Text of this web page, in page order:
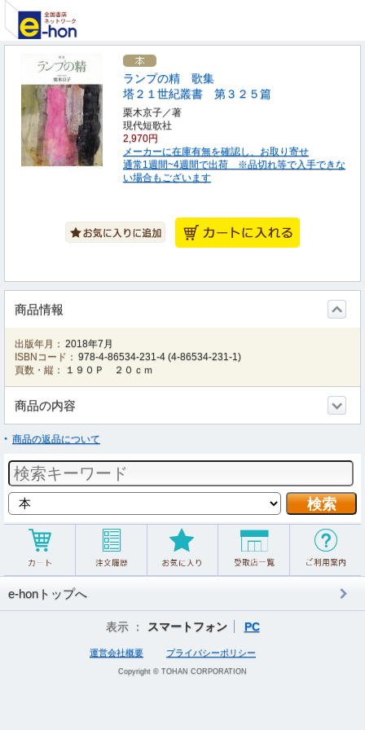
ランプの精 歌集
塔２１世紀叢書 第３２５篇
栗木京子／著
現代短歌社
2,970円
メーカーに在庫有無を確認し、お取り寄せ
通常1週間~4週間で出荷 ※品切れ等で入手できな
い場合もございます
商品情報
出版年月： 2018年7月
ISBNコード： 978-4-86534-231-4 (4-86534-231-1)
頁数・縦：
１９０Ｐ ２０ｃｍ
商品の内容
商品の返品について
e-honトップへ
表示 ： スマートフォン PC
運営会社概要 プライバシーポリシー
Copyright © TOHAN CORPORATION